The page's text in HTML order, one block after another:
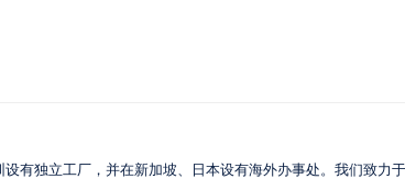
有独立工厂，并在新加坡、日本设有海外办事处。我们致